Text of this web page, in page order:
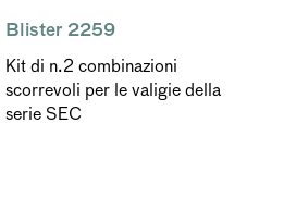
Blister 2259
Kit di n.2 combinazioni
scorrevoli per le valigie della
serie SEC